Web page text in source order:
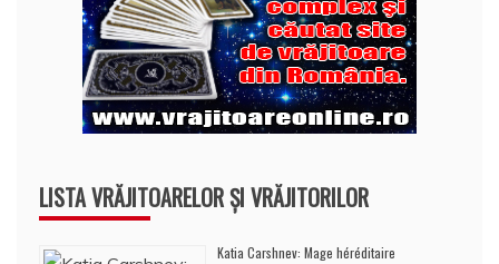
LISTA VRĂJITOARELOR ȘI VRĂJITORILOR
Katia Carshnev: Mage héréditaire